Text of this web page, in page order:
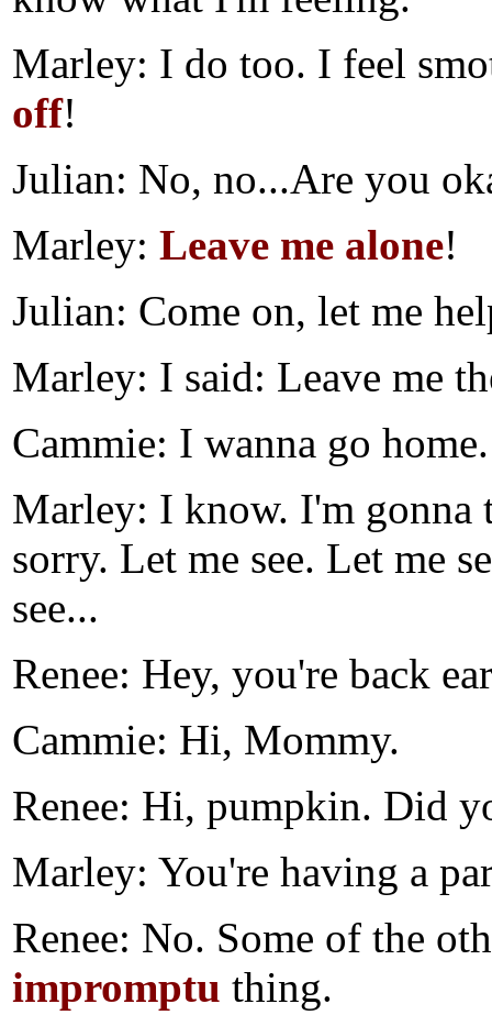
Marley: I do too. I feel
off!
Julian: No, no...Are you
Marley: Leave me alone!
Julian: Come on, let me
Marley: I said: Leave me
Cammie: I wanna go home.
Marley: I know. I'm gonna
sorry. Let me see. Let me
see...
Renee: Hey, you're back
Cammie: Hi, Mommy.
Renee: Hi, pumpkin. Did
Marley: You're having a
Renee: No. Some of the
impromptu thing.